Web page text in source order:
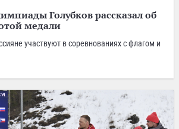
Голубков рассказал об
медали
участвуют в соревнованиях с флагом и